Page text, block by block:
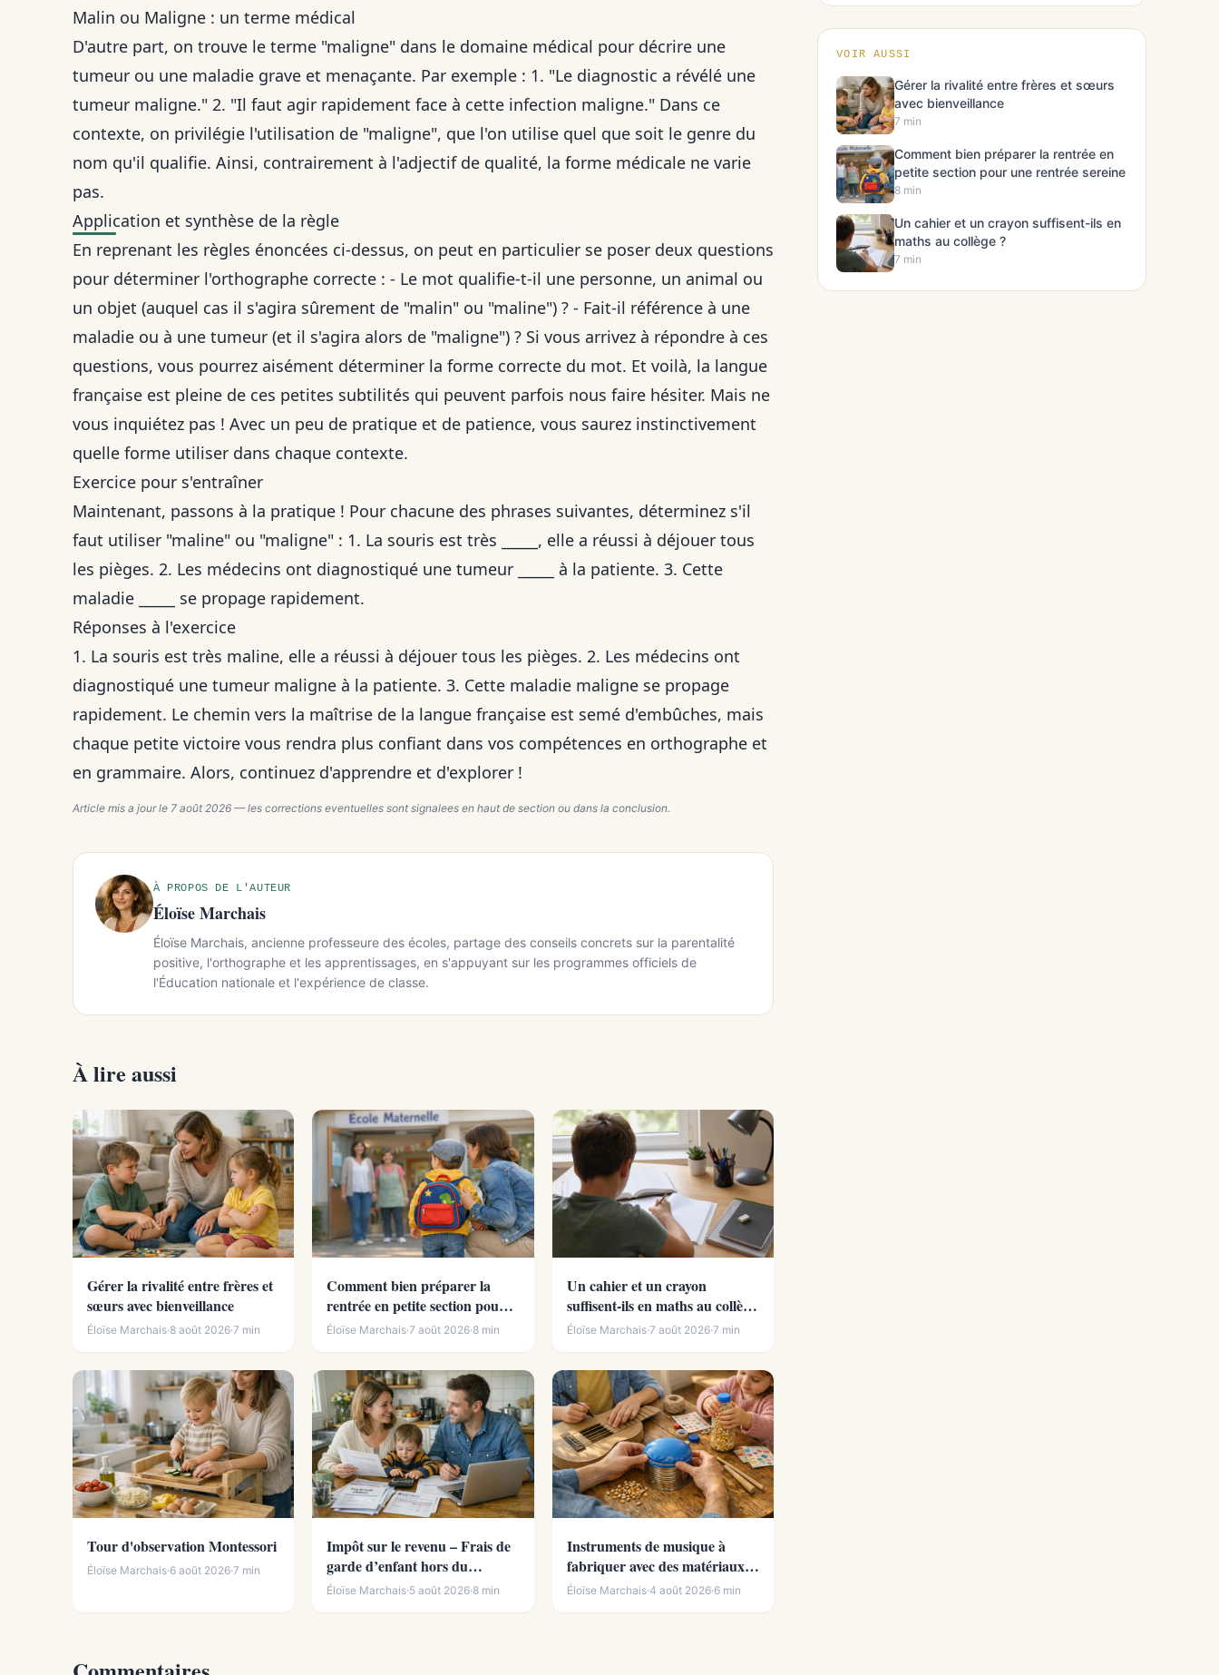
Malin ou Maligne : un terme médical
D'autre part, on trouve le terme "maligne" dans le domaine médical pour décrire une
tumeur ou une maladie grave et menaçante. Par exemple : 1. "Le diagnostic a révélé une
tumeur maligne." 2. "Il faut agir rapidement face à cette infection maligne." Dans ce
contexte, on privilégie l'utilisation de "maligne", que l'on utilise quel que soit le genre du
nom qu'il qualifie. Ainsi, contrairement à l'adjectif de qualité, la forme médicale ne varie
pas.
Application et synthèse de la règle
En reprenant les règles énoncées ci-dessus, on peut en particulier se poser deux questions
pour déterminer l'orthographe correcte : - Le mot qualifie-t-il une personne, un animal ou
un objet (auquel cas il s'agira sûrement de "malin" ou "maline") ? - Fait-il référence à une
maladie ou à une tumeur (et il s'agira alors de "maligne") ? Si vous arrivez à répondre à ces
questions, vous pourrez aisément déterminer la forme correcte du mot. Et voilà, la langue
française est pleine de ces petites subtilités qui peuvent parfois nous faire hésiter. Mais ne
vous inquiétez pas ! Avec un peu de pratique et de patience, vous saurez instinctivement
quelle forme utiliser dans chaque contexte.
Exercice pour s'entraîner
Maintenant, passons à la pratique ! Pour chacune des phrases suivantes, déterminez s'il
faut utiliser "maline" ou "maligne" : 1. La souris est très _____, elle a réussi à déjouer tous
les pièges. 2. Les médecins ont diagnostiqué une tumeur _____ à la patiente. 3. Cette
maladie _____ se propage rapidement.
Réponses à l'exercice
1. La souris est très maline, elle a réussi à déjouer tous les pièges. 2. Les médecins ont
diagnostiqué une tumeur maligne à la patiente. 3. Cette maladie maligne se propage
rapidement. Le chemin vers la maîtrise de la langue française est semé d'embûches, mais
chaque petite victoire vous rendra plus confiant dans vos compétences en orthographe et
en grammaire. Alors, continuez d'apprendre et d'explorer !
Article mis a jour le 7 août 2026 — les corrections eventuelles sont signalees en haut de section ou dans la conclusion.
À PROPOS DE L'AUTEUR
Éloïse Marchais
Éloïse Marchais, ancienne professeure des écoles, partage des conseils concrets sur la parentalité
positive, l'orthographe et les apprentissages, en s'appuyant sur les programmes officiels de
l'Éducation nationale et l'expérience de classe.
À lire aussi
Gérer la rivalité entre frères et
sœurs avec bienveillance
Éloïse Marchais·8 août 2026·7 min
Comment bien préparer la
rentrée en petite section pour
une rentrée sereine
Éloïse Marchais·7 août 2026·8 min
Un cahier et un crayon
suffisent-ils en maths au collège
?
Éloïse Marchais·7 août 2026·7 min
Tour d'observation Montessori
Éloïse Marchais·6 août 2026·7 min
Impôt sur le revenu – Frais de
garde d’enfant hors du
domicile (crédit d’impôt)
Éloïse Marchais·5 août 2026·8 min
Instruments de musique à
fabriquer avec des matériaux
de récupération
Éloïse Marchais·4 août 2026·6 min
VOIR AUSSI
Gérer la rivalité entre frères et sœurs
avec bienveillance
7 min
Comment bien préparer la rentrée en
petite section pour une rentrée sereine
8 min
Un cahier et un crayon suffisent-ils en
maths au collège ?
7 min